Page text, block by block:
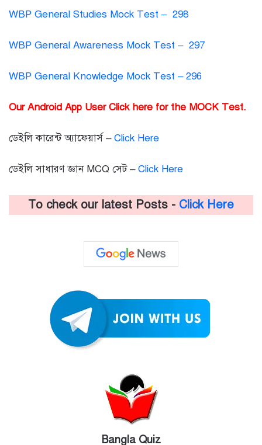
WBP General Studies Mock Test – 298
WBP General Awareness Mock Test – 297
WBP General Knowledge Mock Test – 296
Our Android App User Click here for the MOCK Test.
ডেইলি কারেন্ট অ্যাফেয়ার্স –Click Here
ডেইলি সাধারণ জ্ঞান MCQ সেট –Click Here
To check our latest Posts - Click Here
Bangla Quiz